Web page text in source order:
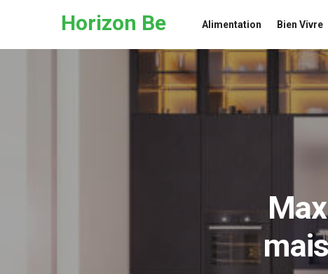
Horizon Be Alimentation Bien Vivre